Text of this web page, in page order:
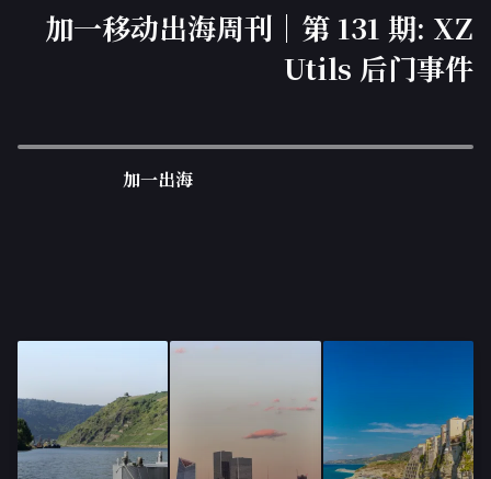
加一移动出海周刊｜第 131 期: XZ
Utils 后门事件
加一出海